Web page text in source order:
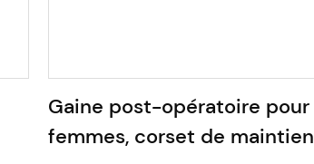
Gaine post-opératoire pour
femmes, corset de maintien